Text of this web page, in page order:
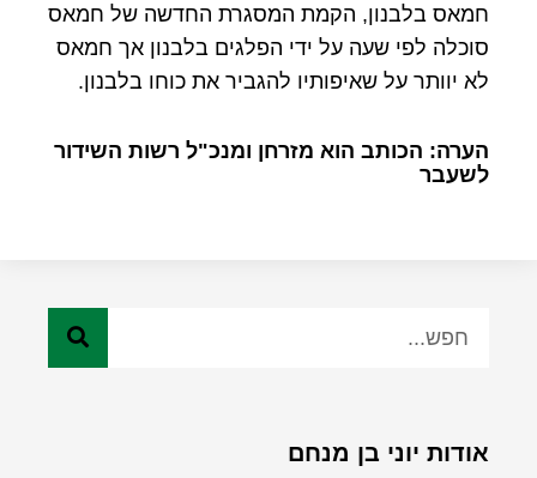
חמאס בלבנון, הקמת המסגרת החדשה של חמאס
סוכלה לפי שעה על ידי הפלגים בלבנון אך חמאס
לא יוותר על שאיפותיו להגביר את כוחו בלבנון.
הערה: הכותב הוא מזרחן ומנכ"ל רשות השידור
לשעבר
אודות יוני בן מנחם